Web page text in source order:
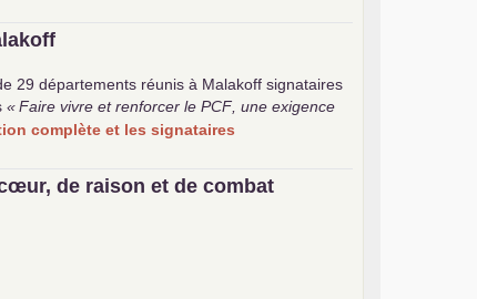
29 départements réunis à Malakoff signataires
« Faire vivre et renforcer lePCF , une exigence
complète et les signataires
de raison et de combat